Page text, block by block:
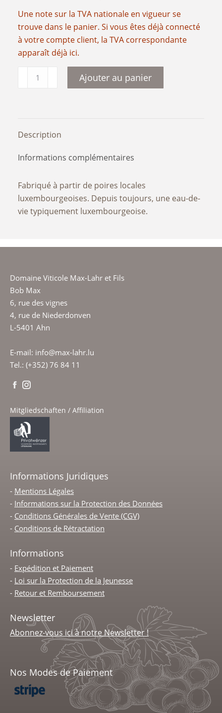
Une note sur la TVA nationale en vigueur se
trouve dans le panier. Si vous êtes déjà connecté
à votre compte client, la TVA correspondante
apparaît déjà ici.
quantité
Ajouter au panier
Description
Informations complémentaires
Fabriqué à partir de poires locales
luxembourgeoises. Depuis toujours, une eau-de-
vie typiquement luxembourgeoise.
Domaine Viticole Max-Lahr et Fils
Bob Max
6, rue des vignes
4, rue de Niederdonven
L-5401 Ahn
E-mail: info@max-lahr.lu
Tel.: (+352) 76 84 11
Mitgliedschaften / Affiliation
Informations Juridiques
- Mentions Légales
- Informations sur la Protection des Données
- Conditions Générales de Vente (CGV)
- Conditions de Rétractation
Informations
- Expédition et Paiement
- Loi sur la Protection de la Jeunesse
- Retour et Remboursement
Newsletter
Abonnez-vous ici à notre Newsletter !
Nos Modes de Paiement